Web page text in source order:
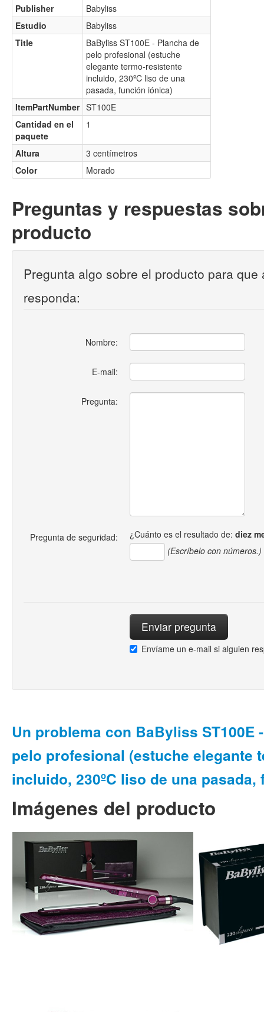
Publisher
Babyliss
Estudio
Babyliss
Title
BaByliss ST100E - Plancha de
pelo profesional (estuche
elegante termo-resistente
incluido, 230ºC liso de una
pasada, función iónica)
ItemPartNumber ST100E
Cantidad en el
paquete
1
Altura
3 centímetros
Color
Morado
Preguntas y respuestas
producto
Pregunta algo sobre el producto para que
responda:
Nombre:
E-mail:
Pregunta:
Pregunta de seguridad: ¿Cuánto es el resultado de: diez
(Escríbelo con números.)
Envíame un e-mail si alguien
Un problema con BaByliss ST100E
pelo profesional (estuche elegante
incluido, 230ºC liso de una
Imágenes del producto